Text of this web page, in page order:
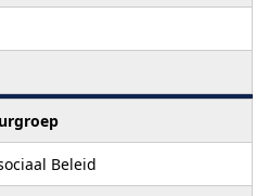
Beleid